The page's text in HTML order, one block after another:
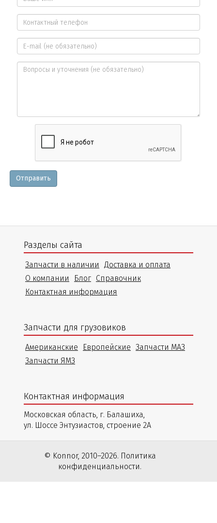
Ваше
имя
*
Контактный
телефон
*
E-
mail
Вопросы
уточнения
Отправить
Разделы сайта
Запчасти в наличии
Доставка и оплата
О компании
Блог Справочник
Контактная информация
Запчасти для грузовиков
Американские Европейские Запчасти МАЗ
Запчасти ЯМЗ
Контактная информация
Московская область, г. Балашиха,
ул. Шоссе Энтузиастов, строение 2А
© Konnor, 2010–2026. Политика
конфиденциальности.